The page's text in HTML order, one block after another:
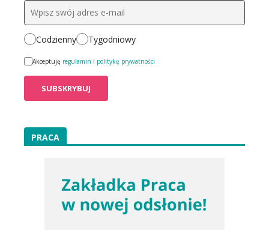
Codzienny Tygodniowy
Akceptuję regulamin i politykę prywatności
PRACA